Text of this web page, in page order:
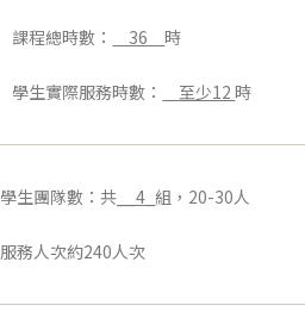
課程總時數： 36 時
學生實際服務時數： 至少12 時
學生團隊數：共 __4_組，20-30人
服務人次約240人次